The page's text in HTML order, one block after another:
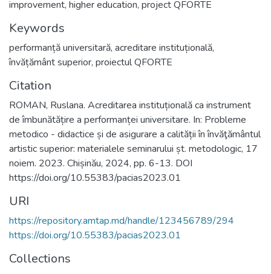
improvement, higher education, project QFORTE
Keywords
performanță universitară, acreditare instituțională,
învățământ superior, proiectul QFORTE
Citation
ROMAN, Ruslana. Acreditarea instituțională ca instrument
de îmbunătățire a performanței universitare. In: Probleme
metodico - didactice și de asigurare a calității în învăţământul
artistic superior: materialele seminarului șt. metodologic, 17
noiem. 2023. Chișinău, 2024, pp. 6-13. DOI
https://doi.org/10.55383/pacias2023.01
URI
https://repository.amtap.md/handle/123456789/294
https://doi.org/10.55383/pacias2023.01
Collections